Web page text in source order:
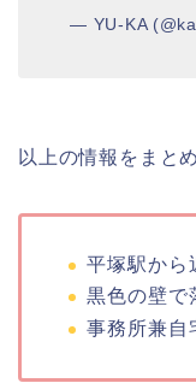
— YU-KA
以上の情報をまと
平塚駅から
黒色の壁で
事務所兼自